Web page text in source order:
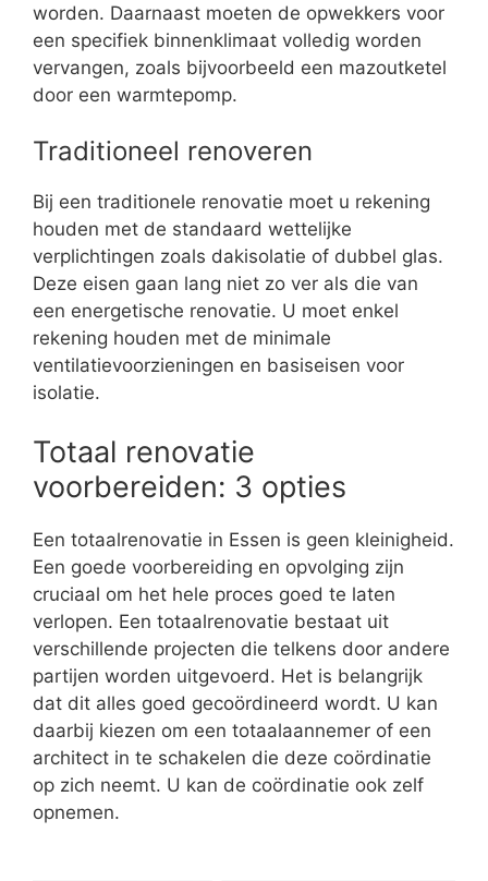
worden. Daarnaast moeten de opwekkers voor
een specifiek binnenklimaat volledig worden
vervangen, zoals bijvoorbeeld een mazoutketel
door een warmtepomp.
Traditioneel renoveren
Bij een traditionele renovatie moet u rekening
houden met de standaard wettelijke
verplichtingen zoals dakisolatie of dubbel glas.
Deze eisen gaan lang niet zo ver als die van
een energetische renovatie. U moet enkel
rekening houden met de minimale
ventilatievoorzieningen en basiseisen voor
isolatie.
Totaal renovatie
voorbereiden: 3 opties
Een totaalrenovatie in Essen is geen kleinigheid.
Een goede voorbereiding en opvolging zijn
cruciaal om het hele proces goed te laten
verlopen. Een totaalrenovatie bestaat uit
verschillende projecten die telkens door andere
partijen worden uitgevoerd. Het is belangrijk
dat dit alles goed gecoördineerd wordt. U kan
daarbij kiezen om een totaalaannemer of een
architect in te schakelen die deze coördinatie
op zich neemt. U kan de coördinatie ook zelf
opnemen.